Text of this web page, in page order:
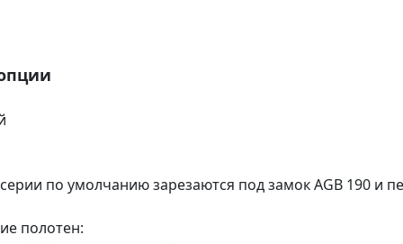
по умолчанию зарезаются под замок AGB 190 и
полотен: